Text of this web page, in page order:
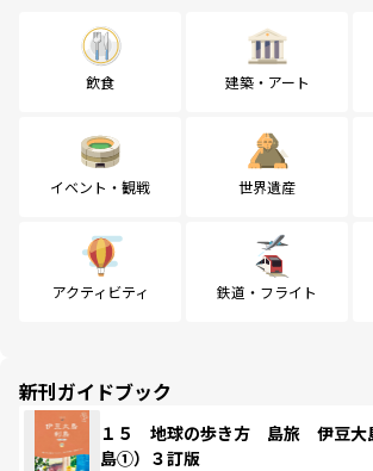
飲食 建築・アート
イベント・観戦 世界遺産
アクティビティ 鉄道・フライト
新刊ガイドブック
１５ 地球の歩き方 島旅 伊豆大
島①）３訂版